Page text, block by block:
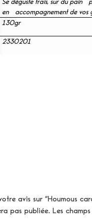
Se déguste frais, sur du pain
en accompagnement de vos
130gr
2330201
avis sur “Houmous
pas publiée. Les